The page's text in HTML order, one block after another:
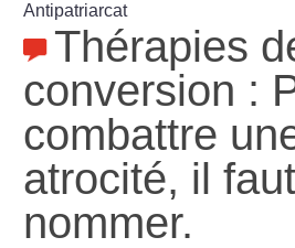
Antipatriarcat
Thérapies
conversion :
combattre
atrocité, il
nommer.